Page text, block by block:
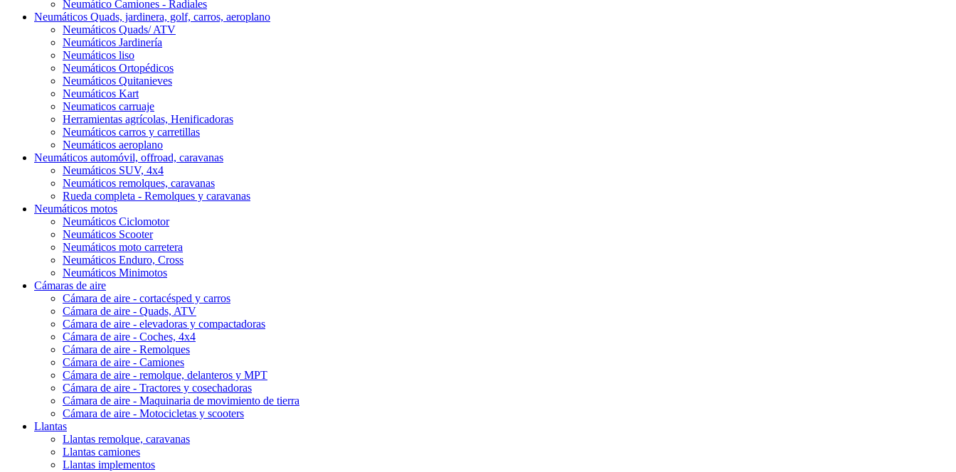
Neumático Camiones - Radiales
Neumáticos Quads, jardinera, golf, carros, aeroplano
Neumáticos Quads/ ATV
Neumáticos Jardinería
Neumáticos liso
Neumáticos Ortopédicos
Neumáticos Quitanieves
Neumáticos Kart
Neumaticos carruaje
Herramientas agrícolas, Henificadoras
Neumáticos carros y carretillas
Neumáticos aeroplano
Neumáticos automóvil, offroad, caravanas
Neumáticos SUV, 4x4
Neumáticos remolques, caravanas
Rueda completa - Remolques y caravanas
Neumáticos motos
Neumáticos Ciclomotor
Neumáticos Scooter
Neumáticos moto carretera
Neumáticos Enduro, Cross
Neumáticos Minimotos
Cámaras de aire
Cámara de aire - cortacésped y carros
Cámara de aire - Quads, ATV
Cámara de aire - elevadoras y compactadoras
Cámara de aire - Coches, 4x4
Cámara de aire - Remolques
Cámara de aire - Camiones
Cámara de aire - remolque, delanteros y MPT
Cámara de aire - Tractores y cosechadoras
Cámara de aire - Maquinaria de movimiento de tierra
Cámara de aire - Motocicletas y scooters
Llantas
Llantas remolque, caravanas
Llantas camiones
Llantas implementos